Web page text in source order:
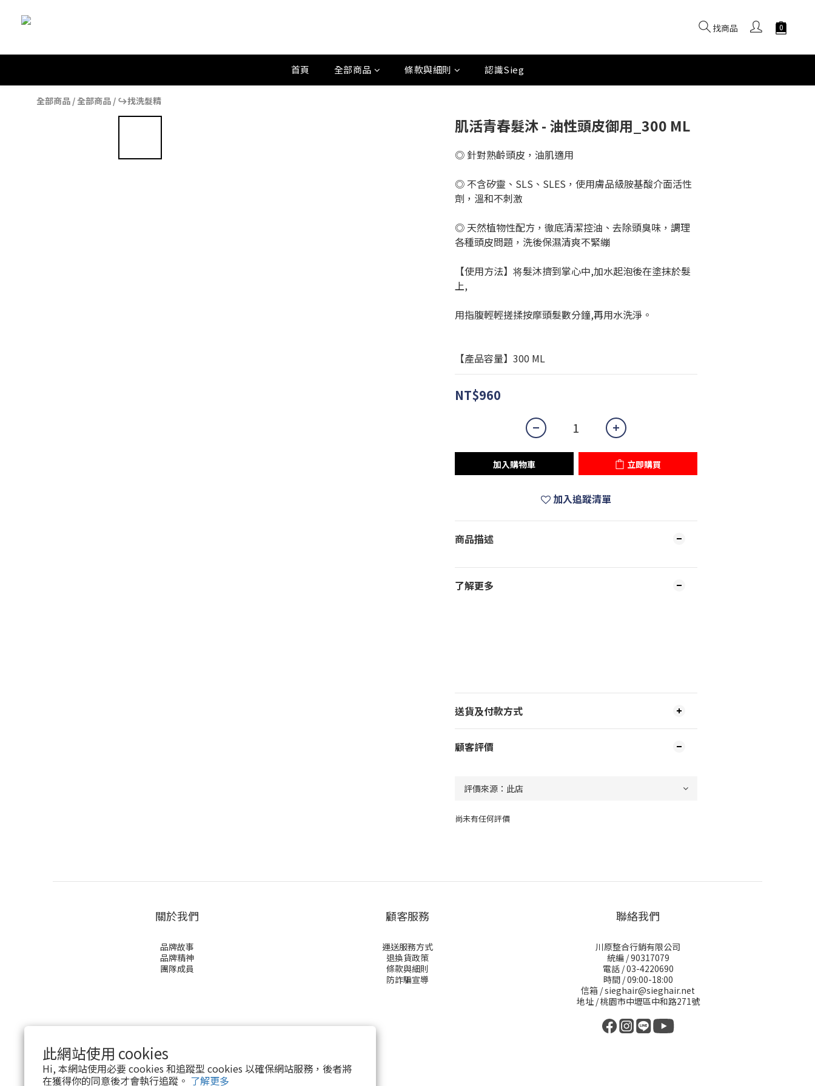
此網站使用 cookies
Hi, 本網站使用必要 cookies 和追蹤型 cookies 以確保網站服務，後者將
在獲得你的同意後才會執行追蹤。 了解更多
找商品
首頁 全部商品 條款與細則 認識Sieg
全部商品 /全部商品 / ↪︎找洗髮精
肌活青春髮沐 - 油性頭皮御用_300 ML
◎ 針對熟齡頭皮，油肌適用
◎ 不含矽靈、SLS、SLES，使用膚品級胺基酸介面活性
劑，溫和不刺激
◎ 天然植物性配方，徹底清潔控油、去除頭臭味，調理
各種頭皮問題，洗後保濕清爽不緊繃
【使用方法】将髮沐擠到掌心中,加水起泡後在塗抹於髮
上,
用指腹輕輕搓揉按摩頭髮數分鐘,再用水洗淨。
【產品容量】300 ML
NT$960
加入購物車 立即購買
加入追蹤清單
商品描述
了解更多
送貨及付款方式
顧客評價
尚未有任何評價
關於我們
品牌故事
品牌精神
團隊成員
顧客服務
運送服務方式
退換貨政策
條款與細則
防詐騙宣導
聯絡我們
川原整合行銷有限公司
統編 / 90317079
電話 / 03-4220690
時間 / 09:00-18:00
信箱 / sieghair@sieghair.net
地址 / 桃園市中壢區中和路271號